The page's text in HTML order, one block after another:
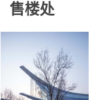
售楼处